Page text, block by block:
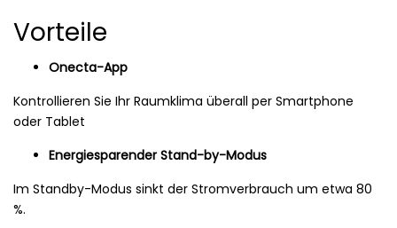
Vorteile
Onecta-App
Kontrollieren Sie Ihr Raumklima überall per Smartphone
oder Tablet
Energiesparender Stand-by-Modus
Im Standby-Modus sinkt der Stromverbrauch um etwa 80
%.